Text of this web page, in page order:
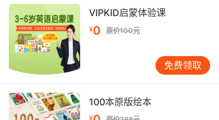
你必须远离这个村庄 以免被人发现我们的计策
9. Every procedural maneuver, every
stratagem we'll avail ourselves of all of it.
我们有各种法律性程序 各种策略 都可以好好地为
己所用
10. Brillant ce stratagème, feindre à un
moment de faiblesse pour attaquer
VIPKID启蒙体验课
¥0 原价100元
免费领取
100本原版绘本
¥